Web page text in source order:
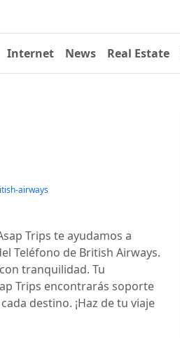
Internet News Real Estate
airways
Trips te ayudamos a
Teléfono de British Airways.
tranquilidad. Tu
Trips encontrarás soporte
destino. ¡Haz de tu viaje